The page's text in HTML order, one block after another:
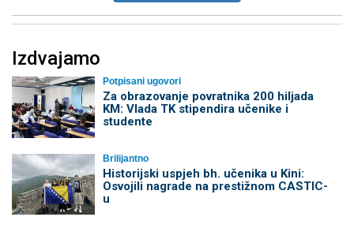
Izdvajamo
Potpisani ugovori
Za obrazovanje povratnika 200 hiljada
KM: Vlada TK stipendira učenike i
studente
Brilijantno
Historijski uspjeh bh. učenika u Kini:
Osvojili nagrade na prestižnom CASTIC-
u